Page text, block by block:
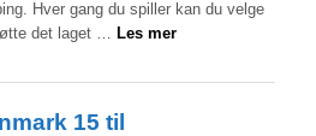
Hver gang du spiller kan du velge
det laget …
Les mer
15 til